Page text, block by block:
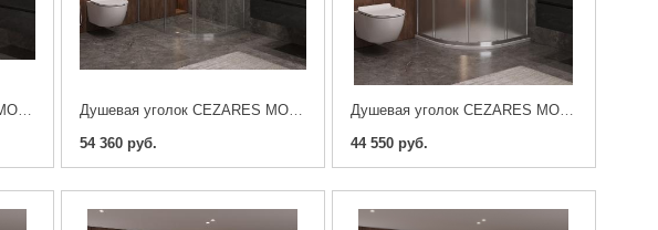
Душевая уголок CEZARES MOLVENO-R-2-90-C-BORO-IV 90x90x195
Душевая уголок CEZARES MOLVENO-RH-2-120/90-C-Cr-IV 120x90x195
54 360 руб.
Душевая уголок CEZARES MOLVENO-R-2-100-P-Cr 100x100x195
44 550 руб.